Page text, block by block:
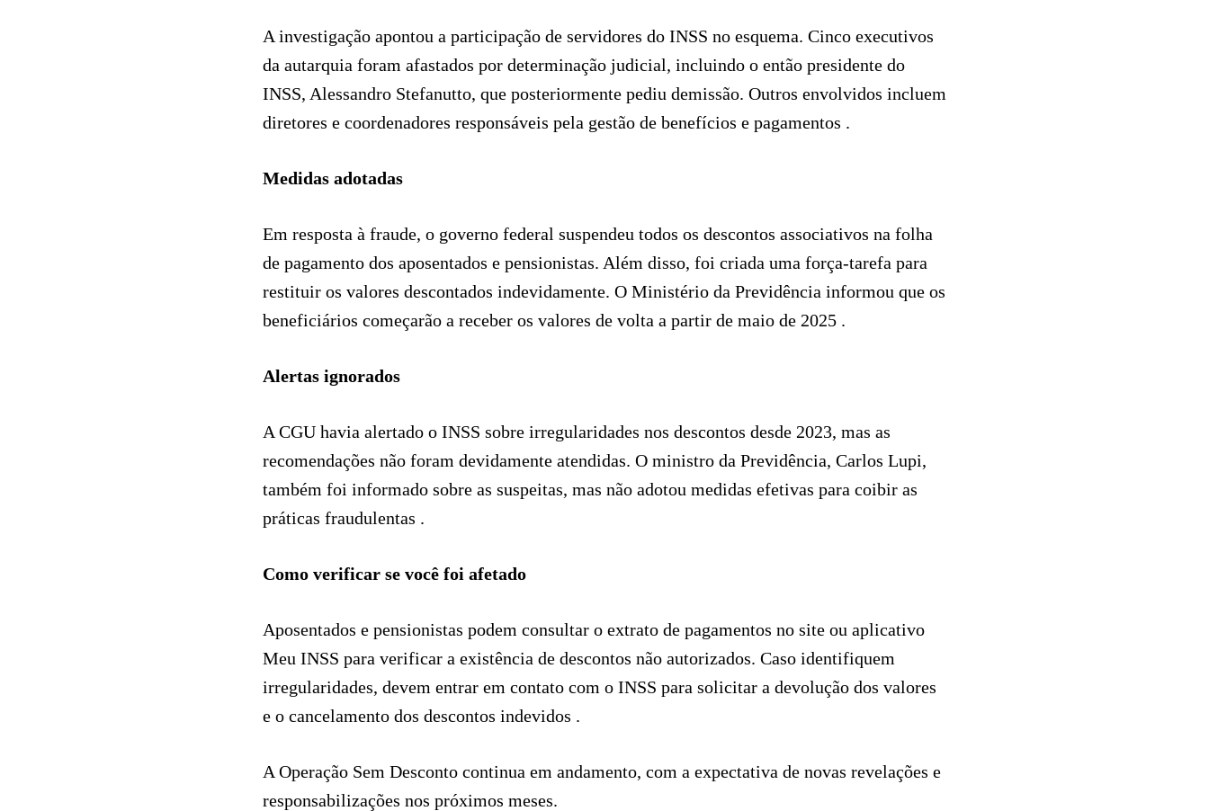
A investigação apontou a participação de servidores do INSS no esquema. Cinco executivos
da autarquia foram afastados por determinação judicial, incluindo o então presidente do
INSS, Alessandro Stefanutto, que posteriormente pediu demissão. Outros envolvidos incluem
diretores e coordenadores responsáveis pela gestão de benefícios e pagamentos .
Medidas adotadas
Em resposta à fraude, o governo federal suspendeu todos os descontos associativos na folha
de pagamento dos aposentados e pensionistas. Além disso, foi criada uma força-tarefa para
restituir os valores descontados indevidamente. O Ministério da Previdência informou que os
beneficiários começarão a receber os valores de volta a partir de maio de 2025 .
Alertas ignorados
A CGU havia alertado o INSS sobre irregularidades nos descontos desde 2023, mas as
recomendações não foram devidamente atendidas. O ministro da Previdência, Carlos Lupi,
também foi informado sobre as suspeitas, mas não adotou medidas efetivas para coibir as
práticas fraudulentas .
Como verificar se você foi afetado
Aposentados e pensionistas podem consultar o extrato de pagamentos no site ou aplicativo
Meu INSS para verificar a existência de descontos não autorizados. Caso identifiquem
irregularidades, devem entrar em contato com o INSS para solicitar a devolução dos valores
e o cancelamento dos descontos indevidos .
A Operação Sem Desconto continua em andamento, com a expectativa de novas revelações e
responsabilizações nos próximos meses.